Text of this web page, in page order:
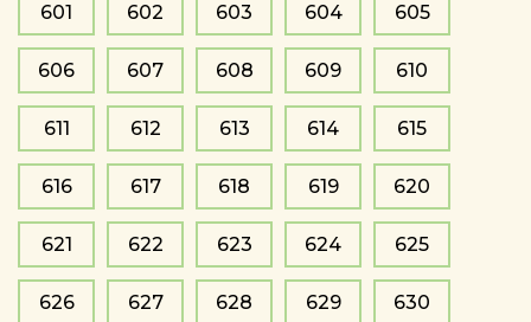
601 602 603 604 605
606 607 608 609 610
611 612 613 614 615
616 617 618 619 620
621 622 623 624 625
626 627 628 629 630